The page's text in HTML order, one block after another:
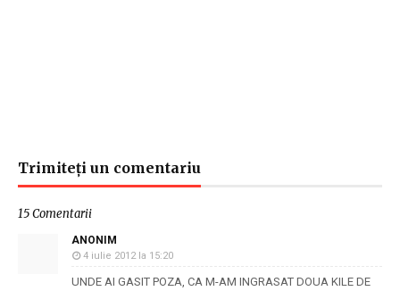
Trimiteți un comentariu
15 Comentarii
ANONIM
4 iulie 2012 la 15:20
UNDE AI GASIT POZA, CA M-AM INGRASAT DOUA KILE DE